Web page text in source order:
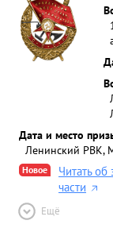
Дата и место
Ленинский РВК,
Новое
Читать
части
Ещё